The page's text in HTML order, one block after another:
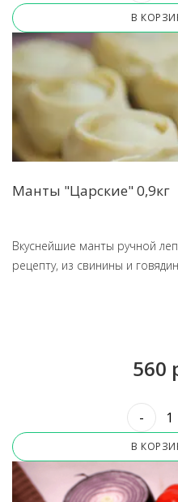
В
Манты "Царские" 0,9кг
Вкуснейшие манты ручной
рецепту, из свинины и
560
-
В